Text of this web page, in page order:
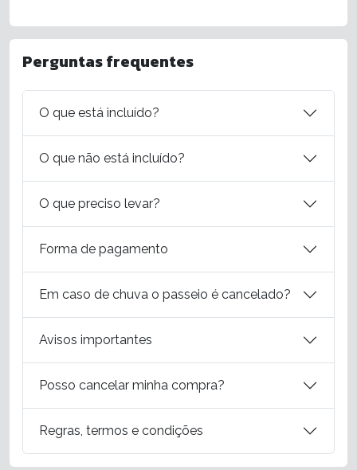
Perguntas frequentes
O que está incluído?
O que não está incluído?
O que preciso levar?
Forma de pagamento
Em caso de chuva o passeio é cancelado?
Avisos importantes
Posso cancelar minha compra?
Regras, termos e condições